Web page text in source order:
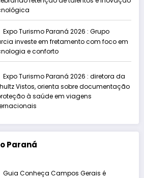
Expo Turismo Paraná 2026 : Grupo
investe em fretamento com foco em
e conforto
Expo Turismo Paraná 2026 : diretora da
Vistos, orienta sobre documentação
à saúde em viagens
Paraná
Guia Conheça Campos Gerais é